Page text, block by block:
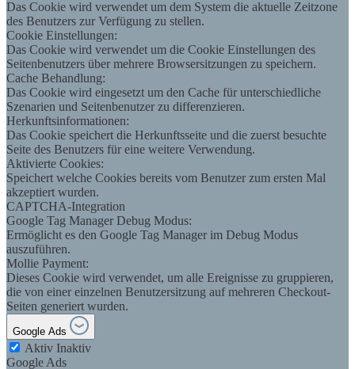
Das Cookie wird verwendet um dem System die aktuelle Zeitzone
des Benutzers zur Verfügung zu stellen.
Cookie Einstellungen:
Das Cookie wird verwendet um die Cookie Einstellungen des
Seitenbenutzers über mehrere Browsersitzungen zu speichern.
Cache Behandlung:
Das Cookie wird eingesetzt um den Cache für unterschiedliche
Szenarien und Seitenbenutzer zu differenzieren.
Herkunftsinformationen:
Das Cookie speichert die Herkunftsseite und die zuerst besuchte
Seite des Benutzers für eine weitere Verwendung.
Aktivierte Cookies:
Speichert welche Cookies bereits vom Benutzer zum ersten Mal
akzeptiert wurden.
CAPTCHA-Integration
Google Tag Manager Debug Modus:
Ermöglicht es den Google Tag Manager im Debug Modus
auszuführen.
Mollie Payment:
Dieses Cookie wird verwendet, um alle Ereignisse zu gruppieren,
die von einer einzelnen Benutzersitzung auf mehreren Checkout-
Seiten generiert wurden.
Google Ads
Aktiv Inaktiv
Google Ads